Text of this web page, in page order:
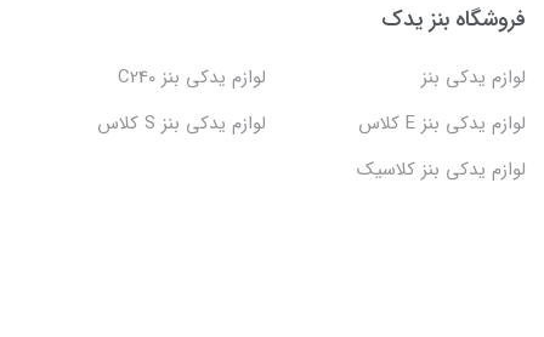
فروشگاه بنز یدک
لوازم یدکی بنز
لوازم یدکی بنز C240
لوازم یدکی بنز E کلاس
لوازم یدکی بنز S کلاس
لوازم یدکی بنز کلاسیک